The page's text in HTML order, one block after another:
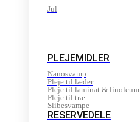
Jul
PLEJEMIDLER
Nanosvamp
Pleje til læder
Pleje til laminat & linoleum
Pleje til træ
Slibesvampe
RESERVEDELE